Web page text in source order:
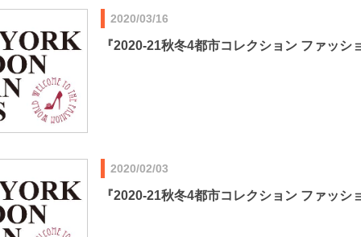
2020/03/16
『2020-21秋冬4都市コレクション ファッ
2020/02/03
『2020-21秋冬4都市コレクション ファッ